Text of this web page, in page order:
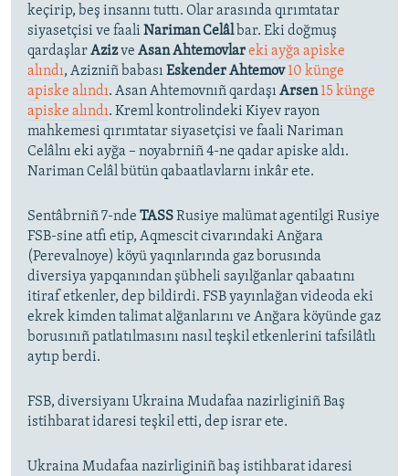
keçirip, beş insannı tuttı. Olar arasında qırımtatar
siyasetçisi ve faali Nariman Celâlbar. Eki doğmuş
qardaşlarAzizve Asan Ahtemovlareki ayğa apiske
alındı, Azizniñ babası Eskender Ahtemov 10 künge
apiske alındı. Asan Ahtemovnıñ qardaşı Arsen15 künge
apiske alındı. Kreml kontrolindeki Kiyev rayon
mahkemesi qırımtatar siyasetçisi ve faali Nariman
Celâlnı eki ayğa – noyabrniñ 4-ne qadar apiske aldı.
Nariman Celâl bütün qabaatlavlarnı inkâr ete.
Sentâbrniñ 7-nde TASSRusiye malümat agentilgi Rusiye
FSB-sine atfı etip, Aqmescit civarındaki Anğara
(Perevalnoye) köyü yaqınlarında gaz borusında
diversiya yapqanından şübheli sayılğanlar qabaatını
itiraf etkenler, dep bildirdi. FSB yayınlağan videoda eki
ekrek kimden talimat alğanlarını ve Anğara köyünde gaz
borusınıñ patlatılmasını nasıl teşkil etkenlerini tafsilâtlı
aytıp berdi.
FSB, diversiyanı Ukraina Mudafaa nazirliginiñ Baş
istihbarat idaresi teşkil etti, dep israr ete.
Ukraina Mudafaa nazirliginiñ baş istihbarat idaresi